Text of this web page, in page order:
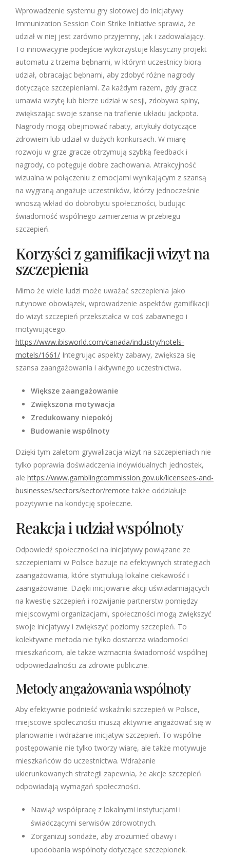
Wprowadzenie systemu gry slotowej do inicjatywy
Immunization Session Coin Strike Initiative sprawia, że
udział w niej jest zarówno przyjemny, jak i zadowalający.
To innowacyjne podejście wykorzystuje klasyczny projekt
automatu z trzema bębnami, w którym uczestnicy biorą
udział, obracając bębnami, aby zdobyć różne nagrody
dotyczące szczepieniami. Za każdym razem, gdy gracz
umawia wizytę lub bierze udział w sesji, zdobywa spiny,
zwiększając swoje szanse na trafienie układu jackpota.
Nagrody mogą obejmować rabaty, artykuły dotyczące
zdrowiem lub udział w dużych konkursach. W miarę
rozwoju w grze gracze otrzymują szybką feedback i
nagrody, co potęguje dobre zachowania. Atrakcyjność
wizualna w połączeniu z emocjami wynikającym z szansą
na wygraną angażuje uczestników, którzy jednocześnie
wnoszą wkład do dobrobytu społeczności, budując
świadomość wspólnego zamierzenia w przebiegu
szczepień.
Korzyści z gamifikacji wizyt na
szczepienia
Mimo że wiele ludzi może uważać szczepienia jako
rutynowe obowiązek, wprowadzenie aspektów gamifikacji
do wizyt szczepień przekształca w coś zabawnego i
motywującego.
https://www.ibisworld.com/canada/industry/hotels-
motels/1661/ Integrując aspekty zabawy, zwiększa się
szansa zaangażowania i aktywnego uczestnictwa.
Większe zaangażowanie
Zwiększona motywacja
Zredukowany niepokój
Budowanie wspólnoty
Dzięki tym zaletom grywalizacja wizyt na szczepieniach nie
tylko poprawia doświadczenia indywidualnych jednostek,
ale https://www.gamblingcommission.gov.uk/licensees-and-
businesses/sectors/sector/remote także oddziałuje
pozytywnie na kondycję społeczne.
Reakcja i udział wspólnoty
Odpowiedź społeczności na inicjatywy powiązane ze
szczepieniami w Polsce bazuje na efektywnych strategiach
zaangażowania, które stymulują lokalne ciekawość i
zaangażowanie. Dzięki inicjowanie akcji uświadamiających
na kwestię szczepień i rozwijanie partnerstw pomiędzy
miejscowymi organizacjami, społeczności mogą zwiększyć
swoje inicjatywy i zwiększyć poziomy szczepień. To
kolektywne metoda nie tylko dostarcza wiadomości
mieszkańcom, ale także wzmacnia świadomość wspólnej
odpowiedzialności za zdrowie publiczne.
Metody angażowania wspólnoty
Aby efektywnie podnieść wskaźniki szczepień w Polsce,
miejscowe społeczności muszą aktywnie angażować się w
planowanie i wdrażanie inicjatyw szczepień. To wspólne
postępowanie nie tylko tworzy wiarę, ale także motywuje
mieszkańców do uczestnictwa. Wdrażanie
ukierunkowanych strategii zapewnia, że akcje szczepień
odpowiadają wymagań społeczności.
Nawiąż współpracę z lokalnymi instytucjami i
świadczącymi serwisów zdrowotnych.
Zorganizuj sondaże, aby zrozumieć obawy i
upodobania wspólnoty dotyczące szczepionek.